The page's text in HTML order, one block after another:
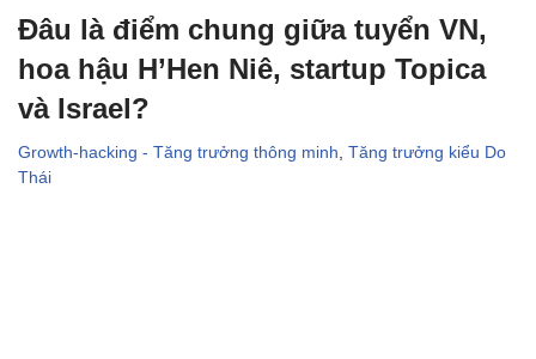
Đâu là điểm chung giữa tuyển VN,
hoa hậu H’Hen Niê, startup Topica
và Israel?
Growth-hacking - Tăng trưởng thông minh, Tăng trưởng kiểu Do
Thái